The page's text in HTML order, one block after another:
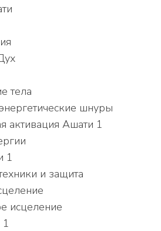
тела
шнуры
активация Ашати 1
1
и защита
исцеление